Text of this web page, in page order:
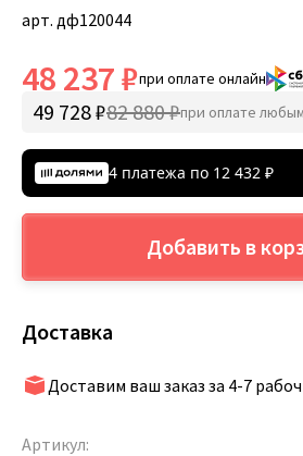
арт. дф120044
48 237 ₽при оплате онлайн
49 728 ₽82 880 ₽при оплате
4 платежа по 12 432 ₽
Добавить в
Доставка
Доставим ваш заказ за 4-7
Артикул: